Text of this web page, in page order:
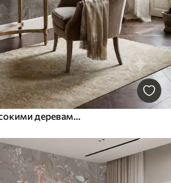
Панорамний ліс із високими деревами у ніжних відтінках